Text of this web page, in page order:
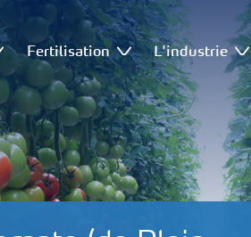
Fertilisation L'industrie